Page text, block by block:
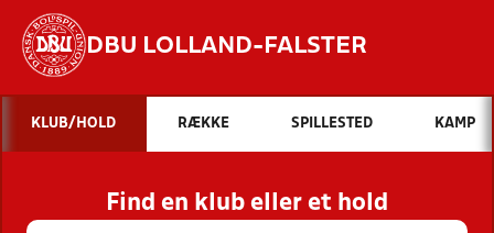
DBU LOLLAND-FALSTER
Hvad vil du søge efter?
INDHOLD OG NYHEDER
STILLINGER, RESULTATER, KLUBBER OG
HOLD
KLUB/HOLD RÆKKE SPILLESTED KAMP
Find en klub eller et hold